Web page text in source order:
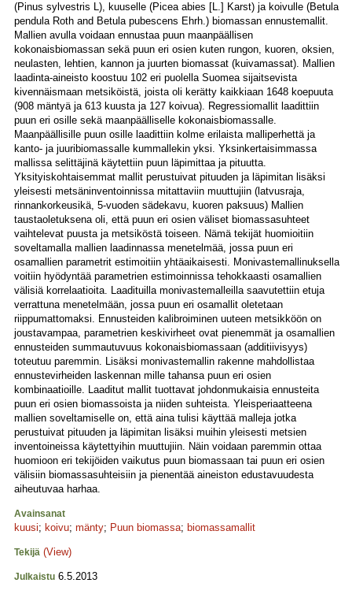
(Pinus sylvestris L), kuuselle (Picea abies [L.] Karst) ja koivulle (Betula
pendula Roth and Betula pubescens Ehrh.) biomassan ennustemallit.
Mallien avulla voidaan ennustaa puun maanpäällisen
kokonaisbiomassan sekä puun eri osien kuten rungon, kuoren, oksien,
neulasten, lehtien, kannon ja juurten biomassat (kuivamassat). Mallien
laadinta-aineisto koostuu 102 eri puolella Suomea sijaitsevista
kivennäismaan metsiköistä, joista oli kerätty kaikkiaan 1648 koepuuta
(908 mäntyä ja 613 kuusta ja 127 koivua). Regressiomallit laadittiin
puun eri osille sekä maanpäälliselle kokonaisbiomassalle.
Maanpäällisille puun osille laadittiin kolme erilaista malliperhettä ja
kanto- ja juuribiomassalle kummallekin yksi. Yksinkertaisimmassa
mallissa selittäjinä käytettiin puun läpimittaa ja pituutta.
Yksityiskohtaisemmat mallit perustuivat pituuden ja läpimitan lisäksi
yleisesti metsäninventoinnissa mitattaviin muuttujiin (latvusraja,
rinnankorkeusikä, 5-vuoden sädekavu, kuoren paksuus) Mallien
taustaoletuksena oli, että puun eri osien väliset biomassasuhteet
vaihtelevat puusta ja metsiköstä toiseen. Nämä tekijät huomioitiin
soveltamalla mallien laadinnassa menetelmää, jossa puun eri
osamallien parametrit estimoitiin yhtäaikaisesti. Monivastemallinuksella
voitiin hyödyntää parametrien estimoinnissa tehokkaasti osamallien
välisiä korrelaatioita. Laadituilla monivastemalleilla saavutettiin etuja
verrattuna menetelmään, jossa puun eri osamallit oletetaan
riippumattomaksi. Ennusteiden kalibroiminen uuteen metsikköön on
joustavampaa, parametrien keskivirheet ovat pienemmät ja osamallien
ennusteiden summautuvuus kokonaisbiomassaan (additiivisyys)
toteutuu paremmin. Lisäksi monivastemallin rakenne mahdollistaa
ennustevirheiden laskennan mille tahansa puun eri osien
kombinaatioille. Laaditut mallit tuottavat johdonmukaisia ennusteita
puun eri osien biomassoista ja niiden suhteista. Yleisperiaatteena
mallien soveltamiselle on, että aina tulisi käyttää malleja jotka
perustuivat pituuden ja läpimitan lisäksi muihin yleisesti metsien
inventoineissa käytettyihin muuttujiin. Näin voidaan paremmin ottaa
huomioon eri tekijöiden vaikutus puun biomassaan tai puun eri osien
välisiin biomassasuhteisiin ja pienentää aineiston edustavuudesta
aiheutuvaa harhaa.
Avainsanat
kuusi; koivu; mänty; Puun biomassa; biomassamallit
Tekijä (View)
Julkaistu 6.5.2013